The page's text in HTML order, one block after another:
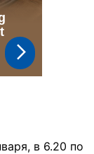
в 6.20 по